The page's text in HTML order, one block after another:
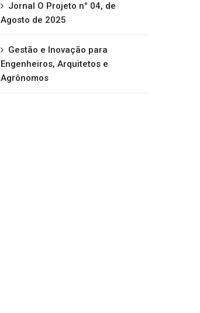
Jornal O Projeto n° 04, de
Agosto de 2025
Gestão e Inovação para
Engenheiros, Arquitetos e
Agrônomos